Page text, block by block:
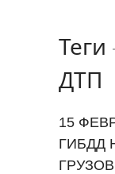
Теги
ДТП
15
ГИБДД